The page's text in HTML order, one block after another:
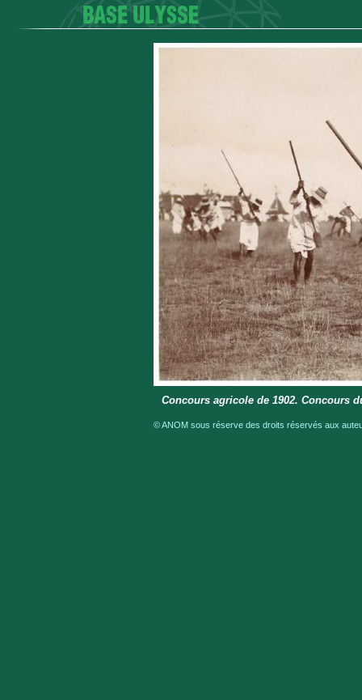
Concours agricole de 1902. Concours
© ANOM sous réserve des droits réservés aux